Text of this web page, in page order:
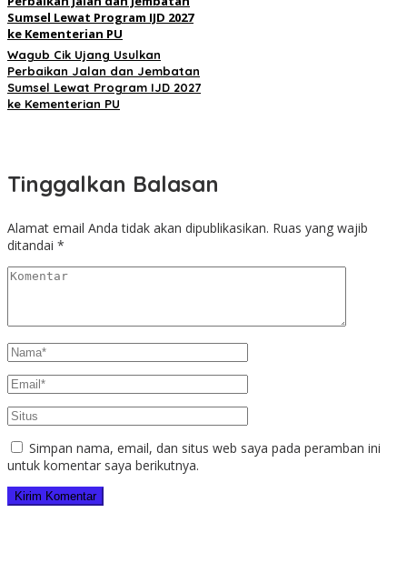
Wagub Cik Ujang Usulkan
Perbaikan Jalan dan Jembatan
Sumsel Lewat Program IJD 2027
ke Kementerian PU
Tinggalkan Balasan
Alamat email Anda tidak akan dipublikasikan. Ruas yang wajib
ditandai *
Simpan nama, email, dan situs web saya pada peramban ini
untuk komentar saya berikutnya.